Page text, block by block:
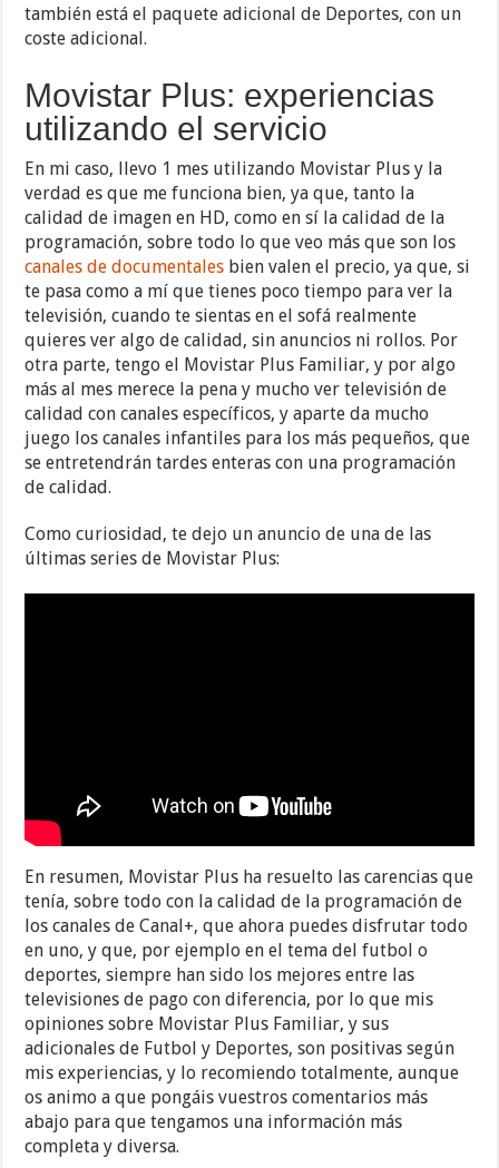
también está el paquete adicional de Deportes, con un
coste adicional.
Movistar Plus: experiencias
utilizando el servicio
En mi caso, llevo 1 mes utilizando Movistar Plus y la
verdad es que me funciona bien, ya que, tanto la
calidad de imagen en HD, como en sí la calidad de la
programación, sobre todo lo que veo más que son los
canales de documentales bien valen el precio, ya que, si
te pasa como a mí que tienes poco tiempo para ver la
televisión, cuando te sientas en el sofá realmente
quieres ver algo de calidad, sin anuncios ni rollos. Por
otra parte, tengo el Movistar Plus Familiar, y por algo
más al mes merece la pena y mucho ver televisión de
calidad con canales específicos, y aparte da mucho
juego los canales infantiles para los más pequeños, que
se entretendrán tardes enteras con una programación
de calidad.
Como curiosidad, te dejo un anuncio de una de las
últimas series de Movistar Plus:
En resumen, Movistar Plus ha resuelto las carencias que
tenía, sobre todo con la calidad de la programación de
los canales de Canal+, que ahora puedes disfrutar todo
en uno, y que, por ejemplo en el tema del futbol o
deportes, siempre han sido los mejores entre las
televisiones de pago con diferencia, por lo que mis
opiniones sobre Movistar Plus Familiar, y sus
adicionales de Futbol y Deportes, son positivas según
mis experiencias, y lo recomiendo totalmente, aunque
os animo a que pongáis vuestros comentarios más
abajo para que tengamos una información más
completa y diversa.